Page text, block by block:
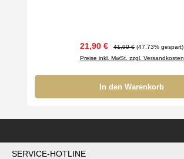
Verkaufspreis:
21,90 € Regulärer Preis:
41,90 € (47.73% gespart)
Preise inkl. MwSt. zzgl. Versandkosten
In den Warenkorb
SERVICE-HOTLINE